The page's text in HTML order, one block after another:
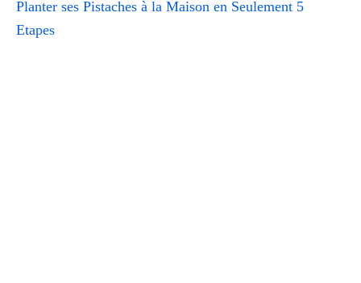
Planter ses Pistaches à la Maison en Seulement 5
Etapes